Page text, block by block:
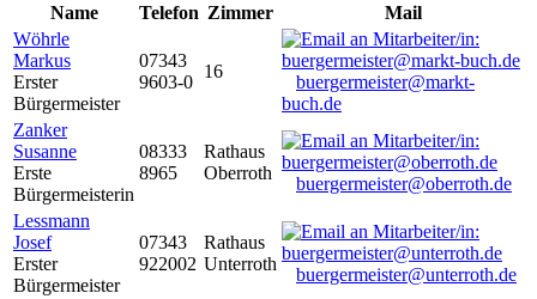
Name
Telefon Zimmer
Mail
Wöhrle
Markus
Erster
Bürgermeister
07343
9603-0
16
buergermeister@markt-
buch.de
Zanker
Susanne
Erste
Bürgermeisterin
08333
8965
Rathaus
Oberroth
buergermeister@oberroth.de
Lessmann
Josef
Erster
Bürgermeister
07343
922002
Rathaus
Unterroth
buergermeister@unterroth.de